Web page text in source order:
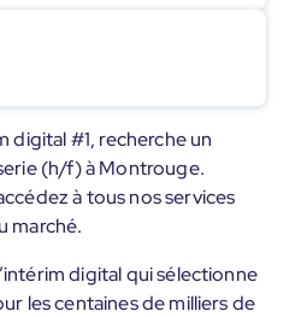
digital #1, recherche un
(h/f) à Montrouge.
à tous nos services
marché.
digital qui sélectionne
les centaines de milliers de